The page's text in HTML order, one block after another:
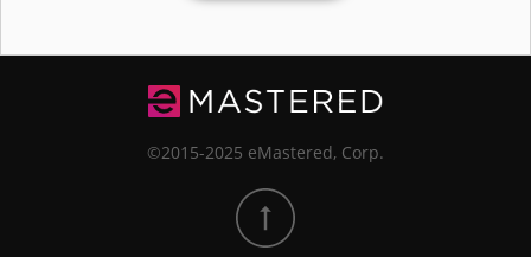
©2015-2025 eMastered, Corp.